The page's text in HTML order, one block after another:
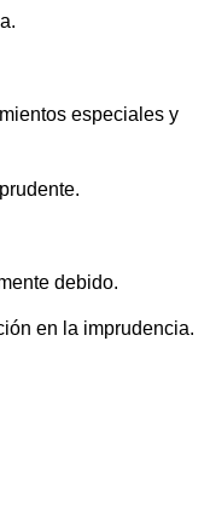
especiales y
debido.
en la imprudencia.